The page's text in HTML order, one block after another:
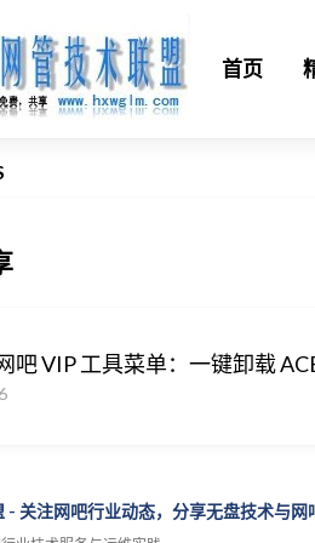
首页
吧 VIP 工具菜单：一键卸载
- 关注网吧行业动态，分享无盘技术与网